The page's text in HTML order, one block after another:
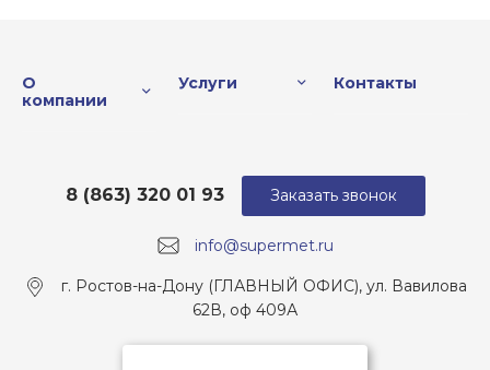
О
компании
Услуги Контакты
info@supermet.ru
8 (863) 320 01 93
г. Ростов-на-Дону (ГЛАВНЫЙ ОФИС), ул. Вавилова
62В, оф 409А
Заказать звонок